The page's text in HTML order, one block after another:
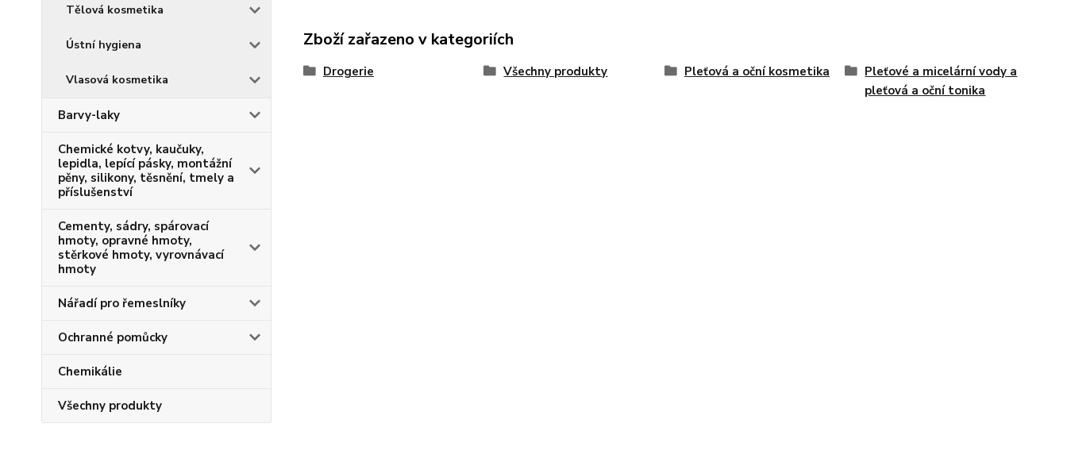
Tělová kosmetika
Ústní hygiena
Vlasová kosmetika
Barvy-laky
Chemické kotvy, kaučuky,
lepidla, lepící pásky, montážní
pěny, silikony, těsnění, tmely a
příslušenství
Cementy, sádry, spárovací
hmoty, opravné hmoty,
stěrkové hmoty, vyrovnávací
hmoty
Nářadí pro řemeslníky
Ochranné pomůcky
Chemikálie
Všechny produkty
Zboží zařazeno v kategoriích
Drogerie Všechny produkty Pleťová a oční kosmetika
Pleťové a micelární vody a
pleťová a oční tonika